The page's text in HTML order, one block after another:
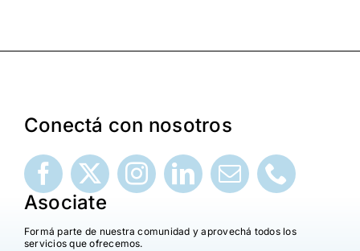
Conectá con nosotros
Asociate
Formá parte de nuestra comunidad y aprovechá todos los
servicios que ofrecemos.